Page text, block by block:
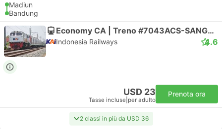
Madiun
Bandung
Economy CA | Treno #7043ACS-SANGKURIANG COMP
Indonesia Railways 4.6
USD 23
Tasse incluse per adulto
Prenota ora
2 classi in più da USD 36